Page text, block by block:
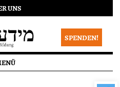
UNS
SPENDEN!